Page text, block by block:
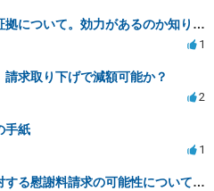
慰謝料請求時の不定の証拠について。効力があるのか知りたい。
1
求取り下げで減額可能か？
2
手紙
1
夫の不貞と同居女性に対する慰謝料請求の可能性について相談